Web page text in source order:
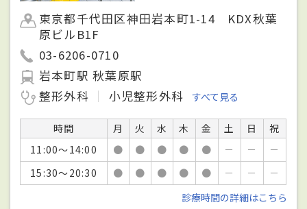
東京都千代田区神田岩本町1-14 KDX秋葉
原ビルB1F
03-6206-0710
岩本町駅 秋葉原駅
整形外科
小児整形外科 すべて見る
時間 月 火 水 木 金 土 日
祝
11:00～14:00
● ● ● ● ● － －
－
15:30～20:30
● ● ● ● ● － －
－
診療時間の詳細はこちら